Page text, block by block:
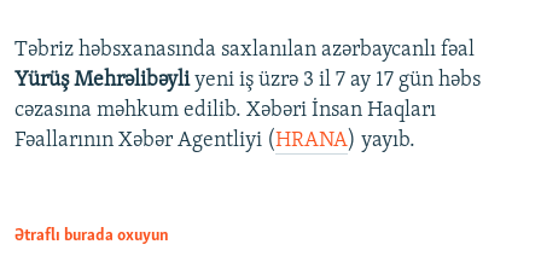
Təbriz həbsxanasında saxlanılan azərbaycanlı fəal
Yürüş Mehrəlibəyliyeni iş üzrə 3 il 7 ay 17 gün həbs
cəzasına məhkum edilib. Xəbəri İnsan Haqları
Fəallarının Xəbər Agentliyi (HRANA) yayıb.
Ətraflı burada oxuyun